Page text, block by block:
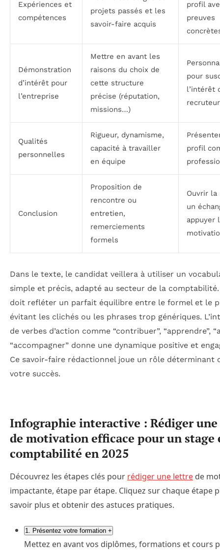
Expériences et
compétences
projets passés et les
savoir-faire acquis
profil
preuves
Démonstration
d’intérêt pour
l’entreprise
Mettre en avant les
raisons du choix de
cette structure
précise (réputation,
missions…)
pour
l’intérêt
recruteur
Qualités
personnelles
Rigueur, dynamisme,
capacité à travailler
en équipe
profil
Conclusion
Proposition de
rencontre ou
entretien,
remerciements
formels
Ouvrir la
un
appuyer
Dans le texte, le candidat veillera à utiliser un
simple et précis, adapté au secteur de la
doit refléter un parfait équilibre entre le formel et le
évitant les clichés ou les phrases trop génériques.
de verbes d’action comme “contribuer”, “apprendre”,
“accompagner” donne une dynamique positive et
Ce savoir-faire rédactionnel joue un rôle déterminant
votre succès.
Infographie interactive : Rédiger
de motivation efficace pour un stage
comptabilité en 2025
Découvrez les étapes clés pour rédiger une lettre de
impactante, étape par étape. Cliquez sur chaque étape
savoir plus et obtenir des astuces pratiques.
1. Présentez votre formation +
Mettez en avant vos diplômes, formations et cours